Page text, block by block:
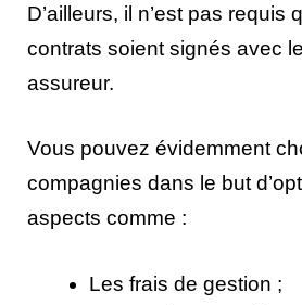
D’ailleurs, il n’est pas requis
contrats soient signés avec
assureur.
Vous pouvez évidemment
compagnies dans le but
aspects comme :
Les frais de gestion ;